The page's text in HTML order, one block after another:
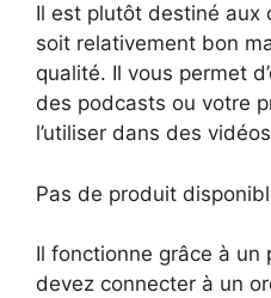
Il est plutôt destiné aux
soit relativement bon
qualité. Il vous permet
des podcasts ou votre
l’utiliser dans des
Pas de produit
Il fonctionne grâce à un
devez connecter à un